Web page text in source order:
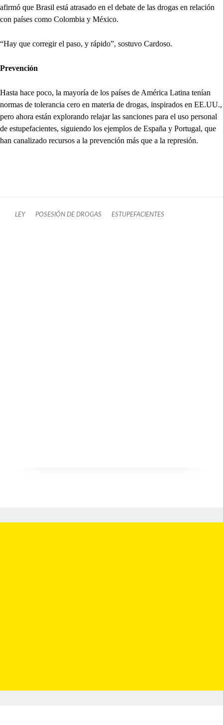
afirmó que Brasil está atrasado en el debate de las drogas en relación
con países como Colombia y México.
“Hay que corregir el paso, y rápido”, sostuvo Cardoso.
Prevención
Hasta hace poco, la mayoría de los países de América Latina tenían
normas de tolerancia cero en materia de drogas, inspirados en EE.UU.,
pero ahora están explorando relajar las sanciones para el uso personal
de estupefacientes, siguiendo los ejemplos de España y Portugal, que
han canalizado recursos a la prevención más que a la represión.
LEY POSESIÓN DE DROGAS ESTUPEFACIENTES